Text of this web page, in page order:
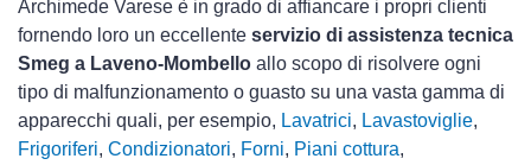
Archimede Varese è in grado di affiancare i propri clienti
fornendo loro un eccellente servizio di assistenza tecnica
Smeg a Laveno-Mombello allo scopo di risolvere ogni
tipo di malfunzionamento o guasto su una vasta gamma di
apparecchi quali, per esempio, Lavatrici, Lavastoviglie,
Frigoriferi, Condizionatori, Forni, Piani cottura,